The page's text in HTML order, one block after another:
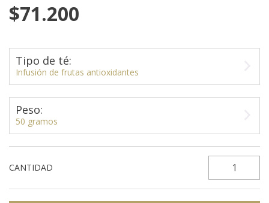
$71.200
Tipo de té:
Infusión de frutas antioxidantes
Peso:
50 gramos
CANTIDAD